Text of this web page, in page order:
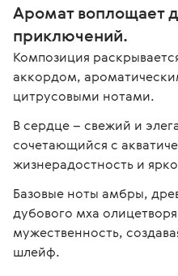
Аромат воплощает
приключений.
Композиция
аккордом,
цитрусовыми нотами.
В сердце – свежий и
сочетающийся с
жизнерадостность и
Базовые ноты амбры,
дубового мха
мужественность,
шлейф.